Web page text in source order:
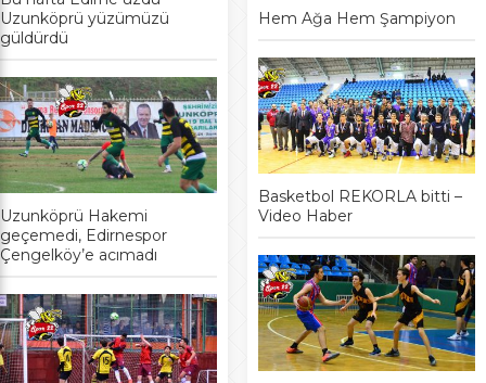
Uzunköprü yüzümüzü
güldürdü
Uzunköprü Hakemi
geçemedi, Edirnespor
Çengelköy’e acımadı
Hem Ağa Hem Şampiyon
Basketbol REKORLA bitti –
Video Haber